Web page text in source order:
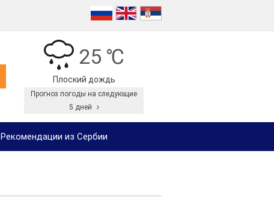
25 ℃
Плоский дождь
Прогноз погоды на следующие
5 дней
Рекомендации из Сербии